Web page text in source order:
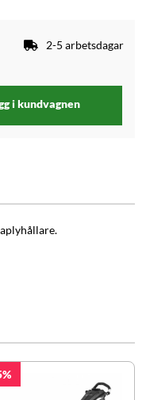
2-5 arbetsdagar
i kundvagnen